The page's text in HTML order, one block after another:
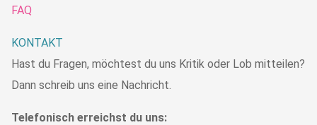
FAQ
KONTAKT
Hast du Fragen, möchtest du uns Kritik oder Lob mitteilen?
Dann schreib uns eine Nachricht.
Telefonisch erreichst du uns: